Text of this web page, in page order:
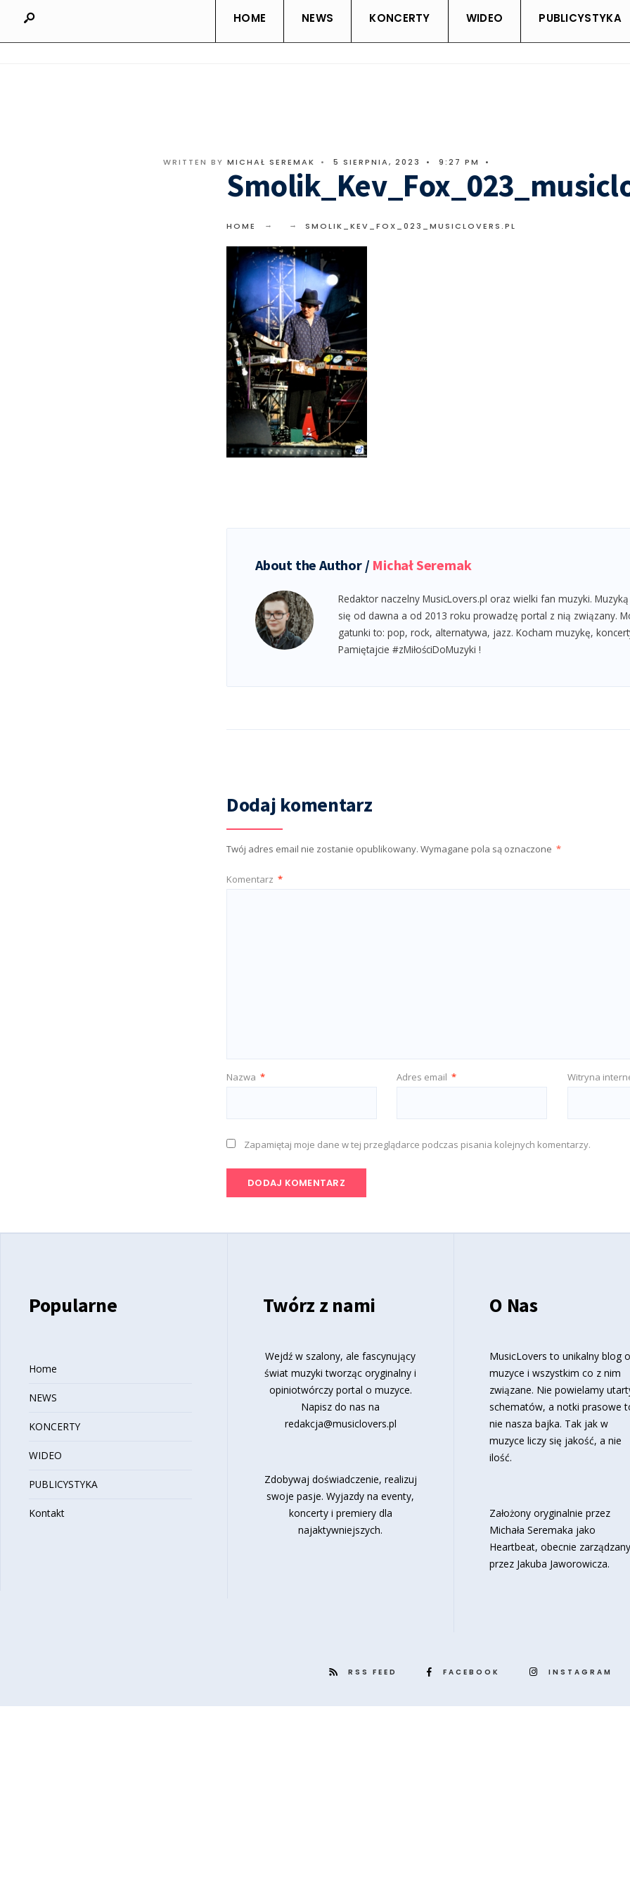
HOME NEWS KONCERTY WIDEO PUBLICYSTYKA
WRITTEN BY MICHAŁ SEREMAK • 5 SIERPNIA, 2023 • 9:27 PM •
HOME SMOLIK_KEV_FOX_023_MUSICLOVERS.PL
About the Author / Michał Seremak
Redaktor naczelny MusicLovers.pl oraz wielki fan muzyki.
się od dawna a od 2013 roku prowadzę portal z nią związany.
gatunki to: pop, rock, alternatywa, jazz. Kocham muzykę,
Pamiętajcie #zMiłościDoMuzyki !
Dodaj komentarz
Twój adres email nie zostanie opublikowany. Wymagane pola są oznaczone *
Komentarz *
Nazwa * Adres email * Witryna
Zapamiętaj moje dane w tej przeglądarce podczas pisania kolejnych komentarzy.
Popularne
Home
NEWS
KONCERTY
WIDEO
PUBLICYSTYKA
Kontakt
Twórz z nami
Wejdź w szalony, ale fascynujący
świat muzyki tworząc oryginalny i
opiniotwórczy portal o muzyce.
Napisz do nas na
redakcja@musiclovers.pl
Zdobywaj doświadczenie, realizuj
swoje pasje. Wyjazdy na eventy,
koncerty i premiery dla
najaktywniejszych.
O Nas
MusicLovers to unikalny blog o
muzyce i wszystkim co z nim
związane. Nie powielamy
schematów, a notki prasowe
nie nasza bajka. Tak jak w
muzyce liczy się jakość, a nie
ilość.
Założony oryginalnie przez
Michała Seremaka jako
Heartbeat, obecnie zarządzany
przez Jakuba Jaworowicza.
RSS FEED FACEBOOK INSTAGRAM